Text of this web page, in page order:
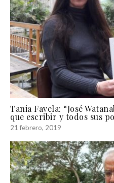
Tania Favela: “José
que escribir y todos sus
21 febrero, 2019